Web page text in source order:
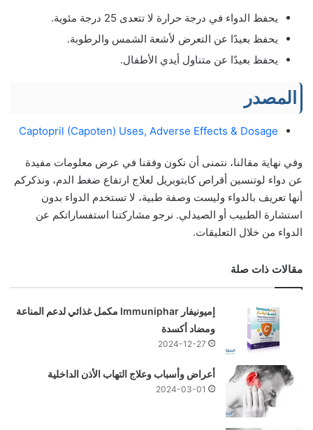
يحفظ الدواء في درجة حرارة لا تتعدى 25 درجة مئوية.
يحفظ بعيدًا عن التعرض لأشعة الشمس والرطوبة.
يحفظ بعيدًا عن متناول أيدي الأطفال.
المصدر
Captopril (Capoten) Uses, Adverse Effects & Dosage
وفي نهاية مقالنا، نتمنى أن نكون وفقنا في عرض معلومات مفيدة
عن دواء لوتنسين أقراص كابتوبريل لعلاج ارتفاع ضغط الدم، ونذكركم
أنها تعريف بالدواء وليست وصفة طبية، لا تستخدم الدواء بدون
استشارة الطبيب أو الصيدلي. نرجو مشاركتنا استفساراتكم عن
الدواء من خلال التعليقات.
مقالات ذات صلة
إميونيفار Immuniphar مكمل غذائي لدعم المناعة
ومضاد أكسدة
2024-12-27
أعراض وأسباب وعلاج التهاب الأذن الداخلية
2024-03-01